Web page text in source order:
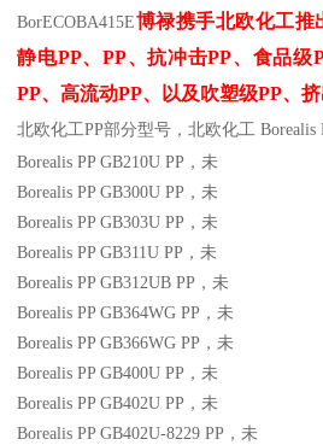
BorECOBA415E博禄携手北欧化工推
静电PP、PP、抗冲击PP、食品级
PP、高流动PP、以及吹塑级PP、
北欧化工PP部分型号，北欧化工 Borealis
Borealis PP GB210U PP ，未
Borealis PP GB300U PP ，未
Borealis PP GB303U PP ，未
Borealis PP GB311U PP ，未
Borealis PP GB312UB PP ，未
Borealis PP GB364WG PP ，未
Borealis PP GB366WG PP ，未
Borealis PP GB400U PP ，未
Borealis PP GB402U PP ，未
Borealis PP GB402U-8229 PP ，未